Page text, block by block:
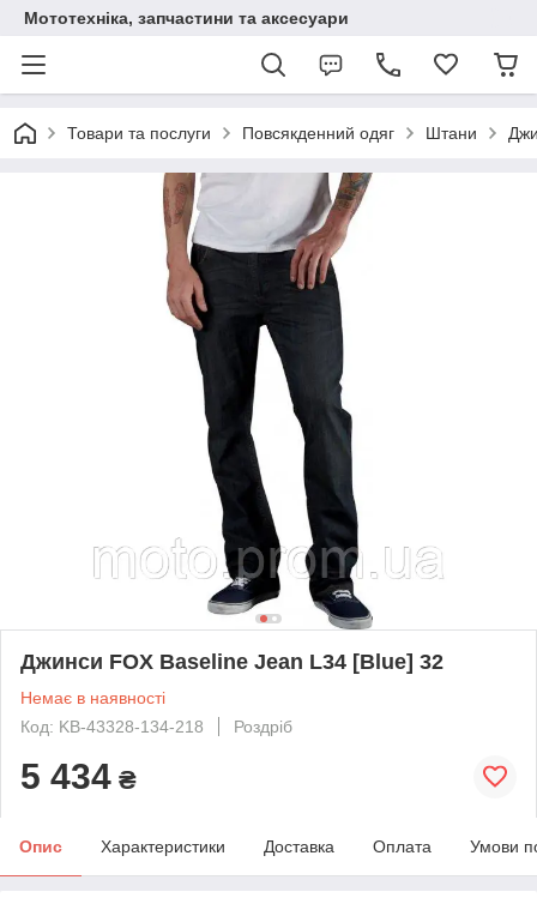
Мототехніка, запчастини та аксесуари
Товари та послуги Повсякденний одяг Штани
Джинси FOX Baseline Jean L34 [Blue] 32
Немає в наявності
Код: KB-43328-134-218
Роздріб
5 434 ₴
Опис Характеристики Доставка Оплата Умови